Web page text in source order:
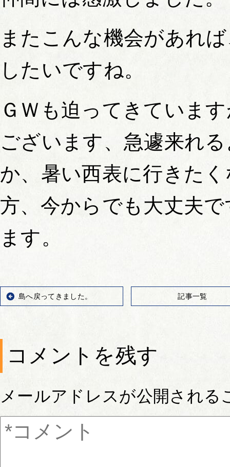
またこんな機会があれ
したいですね。
ＧＷも迫ってきていま
ございます、急遽来れ
か、暑い西表に行きた
方、今からでも大丈夫
ます。
島へ戻ってきました。 記事一覧
コメントを残す
メールアドレスが公開される